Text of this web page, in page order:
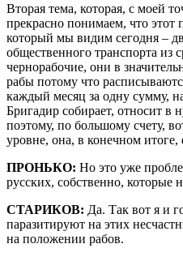
Вторая тема, которая, с моей
прекрасно понимаем, что этот
который мы видим сегодня –
общественного транспорта из
чернорабочие, они в
рабы потому что
каждый месяц за одну сумму,
Бригадир собирает, относит в
поэтому, по большому счету,
уровне, она, в конечном
ПРОНЬКО: Но это уже
русских, собственно, которые
СТАРИКОВ: Да. Так вот я и
паразитируют на этих
на положении рабов.